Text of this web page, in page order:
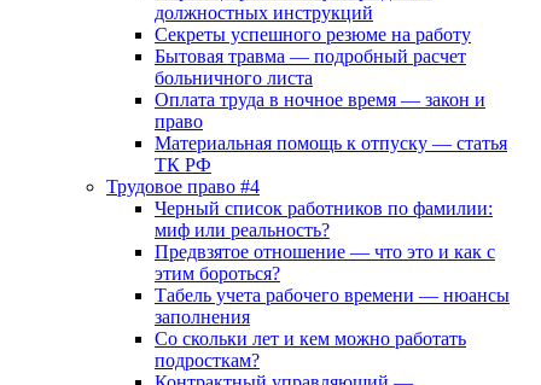
должностных инструкций
Секреты успешного резюме на работу
Бытовая травма — подробный расчет
больничного листа
Оплата труда в ночное время — закон и
право
Материальная помощь к отпуску — статья
ТК РФ
Трудовое право #4
Черный список работников по фамилии:
миф или реальность?
Предвзятое отношение — что это и как с
этим бороться?
Табель учета рабочего времени — нюансы
заполнения
Со скольки лет и кем можно работать
подросткам?